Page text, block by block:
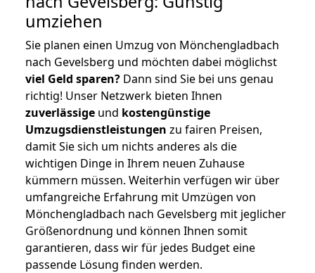
umziehen
Sie planen einen Umzug von Mönchengladbach
nach Gevelsberg und möchten dabei möglichst
viel Geld sparen? Dann sind Sie bei uns genau
richtig! Unser Netzwerk bieten Ihnen
zuverlässige und kostengünstige
Umzugsdienstleistungen zu fairen Preisen,
damit Sie sich um nichts anderes als die
wichtigen Dinge in Ihrem neuen Zuhause
kümmern müssen. Weiterhin verfügen wir über
umfangreiche Erfahrung mit Umzügen von
Mönchengladbach nach Gevelsberg mit jeglicher
Größenordnung und können Ihnen somit
garantieren, dass wir für jedes Budget eine
passende Lösung finden werden.